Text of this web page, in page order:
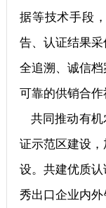
据等技术手段
告、认证结果
全追溯、诚信
可靠的供销合作
共同推动有机
证示范区建设
设。共建优质
秀出口企业内